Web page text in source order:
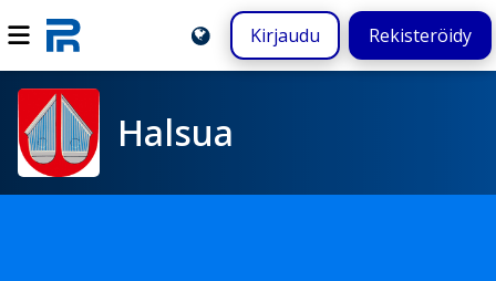
Kirjaudu Rekisteröidy
Halsua